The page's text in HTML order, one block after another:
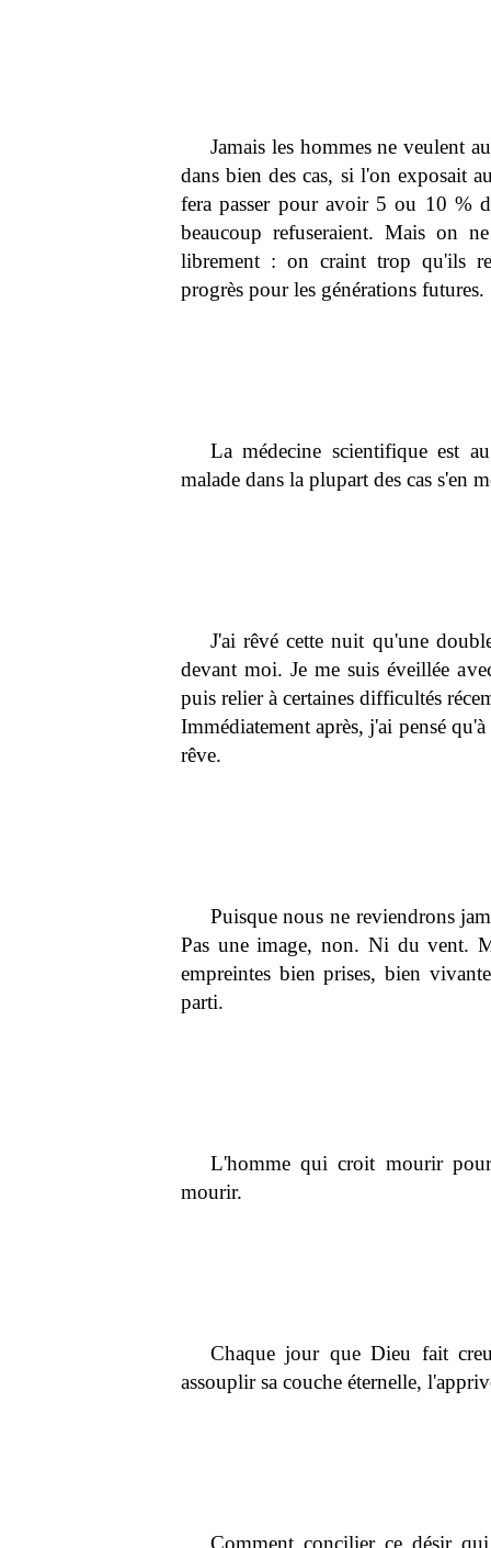
Jamais les hommes ne veulent
dans bien des cas, si l'on exposait
fera passer pour avoir 5 ou 10 %
beaucoup refuseraient. Mais on
librement : on craint trop qu'ils
progrès pour les générations futures.
La médecine scientifique est
malade dans la plupart des cas s'en
J'ai rêvé cette nuit qu'une
devant moi. Je me suis éveillée
puis relier à certaines difficultés
Immédiatement après, j'ai pensé
rêve.
Puisque nous ne reviendrons
Pas une image, non. Ni du vent.
empreintes bien prises, bien
parti.
L'homme qui croit mourir
mourir.
Chaque jour que Dieu fait
assouplir sa couche éternelle,
Comment concilier ce désir